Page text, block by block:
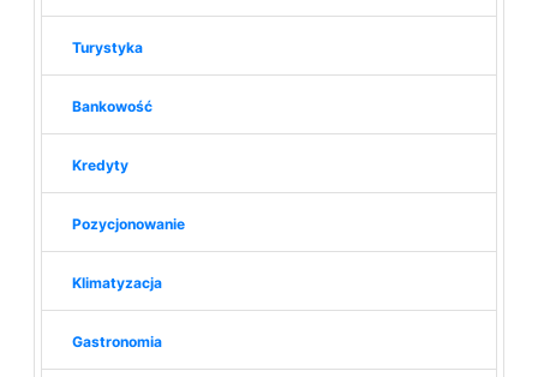
Turystyka
Bankowość
Kredyty
Pozycjonowanie
Klimatyzacja
Gastronomia